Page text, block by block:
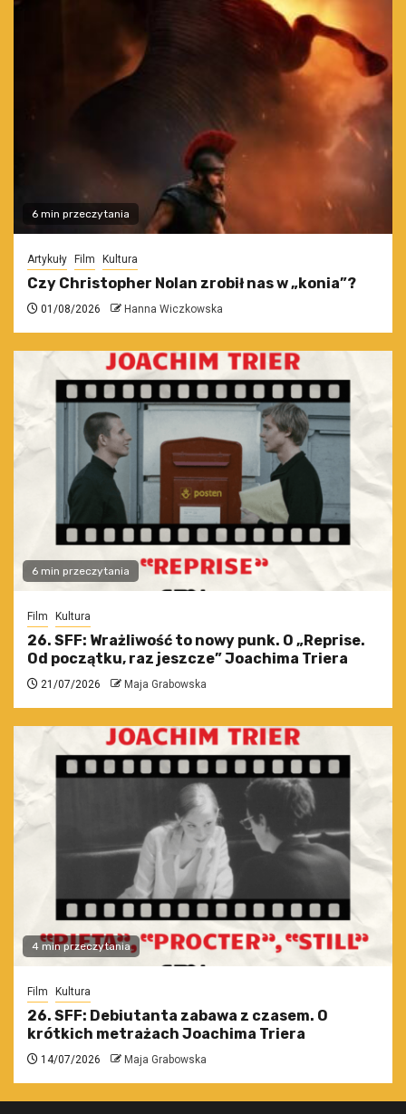
6 min przeczytania
Artykuły Film Kultura
Czy Christopher Nolan zrobił nas w „konia”?
01/08/2026 Hanna Wiczkowska
6 min przeczytania
Film Kultura
26. SFF: Wrażliwość to nowy punk. O „Reprise.
Od początku, raz jeszcze” Joachima Triera
21/07/2026 Maja Grabowska
4 min przeczytania
Film Kultura
26. SFF: Debiutanta zabawa z czasem. O
krótkich metrażach Joachima Triera
14/07/2026 Maja Grabowska